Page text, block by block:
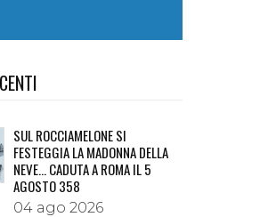
SUL ROCCIAMELONE SI
FESTEGGIA LA MADONNA DELLA
NEVE… CADUTA A ROMA IL 5
AGOSTO 358
04 ago 2026